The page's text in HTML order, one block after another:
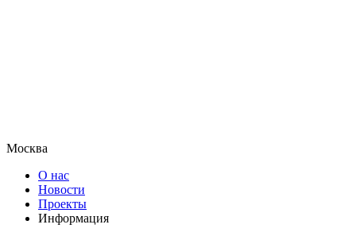
Москва
О нас
Новости
Проекты
Информация